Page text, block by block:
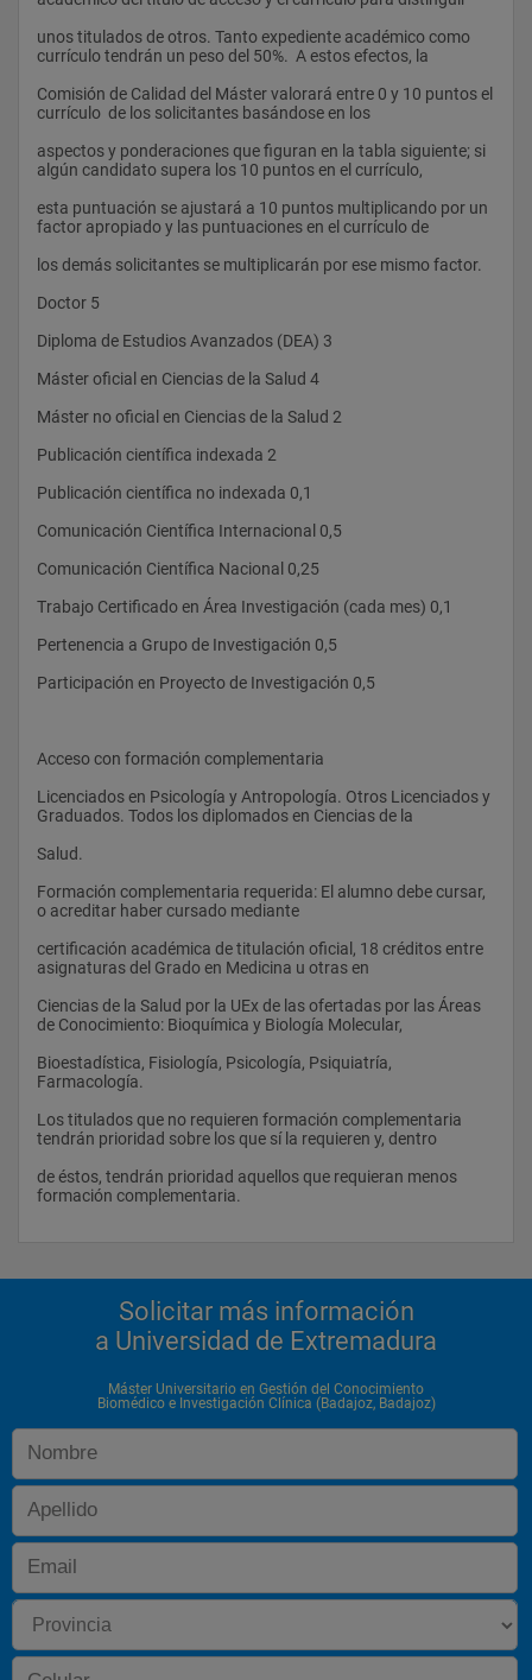
unos titulados de otros. Tanto expediente académico como
currículo tendrán un peso del 50%.  A estos efectos, la
Comisión de Calidad del Máster valorará entre 0 y 10 puntos el
currículo  de los solicitantes basándose en los
aspectos y ponderaciones que figuran en la tabla siguiente; si
algún candidato supera los 10 puntos en el currículo,
esta puntuación se ajustará a 10 puntos multiplicando por un
factor apropiado y las puntuaciones en el currículo de
los demás solicitantes se multiplicarán por ese mismo factor.
Doctor 5
Diploma de Estudios Avanzados (DEA) 3
Máster oficial en Ciencias de la Salud 4
Máster no oficial en Ciencias de la Salud 2
Publicación científica indexada 2
Publicación científica no indexada 0,1
Comunicación Científica Internacional 0,5
Comunicación Científica Nacional 0,25
Trabajo Certificado en Área Investigación (cada mes) 0,1
Pertenencia a Grupo de Investigación 0,5
Participación en Proyecto de Investigación 0,5
Acceso con formación complementaria
Licenciados en Psicología y Antropología. Otros Licenciados y
Graduados. Todos los diplomados en Ciencias de la
Salud.
Formación complementaria requerida: El alumno debe cursar,
o acreditar haber cursado mediante
certificación académica de titulación oficial, 18 créditos entre
asignaturas del Grado en Medicina u otras en
Ciencias de la Salud por la UEx de las ofertadas por las Áreas
de Conocimiento: Bioquímica y Biología Molecular,
Bioestadística, Fisiología, Psicología, Psiquiatría,
Farmacología.
Los titulados que no requieren formación complementaria
tendrán prioridad sobre los que sí la requieren y, dentro
de éstos, tendrán prioridad aquellos que requieran menos
formación complementaria.
Solicitar más información
a Universidad de Extremadura
Máster Universitario en Gestión del Conocimiento
Biomédico e Investigación Clínica (Badajoz, Badajoz)